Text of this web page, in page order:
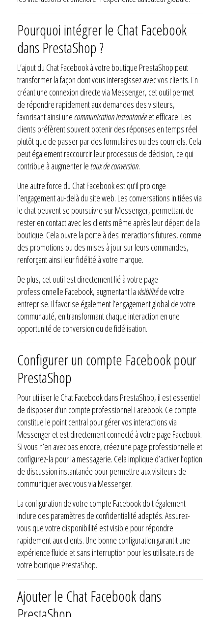
Pourquoi intégrer le Chat Facebook
dans PrestaShop ?
L’ajout du Chat Facebook à votre boutique PrestaShop peut
transformer la façon dont vous interagissez avec vos clients. En
créant une connexion directe via Messenger, cet outil permet
de répondre rapidement aux demandes des visiteurs,
favorisant ainsi une communication instantanéeet efficace. Les
clients préfèrent souvent obtenir des réponses en temps réel
plutôt que de passer par des formulaires ou des courriels. Cela
peut également raccourcir leur processus de décision, ce qui
contribue à augmenter letaux de conversion.
Une autre force du Chat Facebook est qu’il prolonge
l’engagement au-delà du site web. Les conversations initiées via
le chat peuvent se poursuivre sur Messenger, permettant de
rester en contact avec les clients même après leur départ de la
boutique. Cela ouvre la porte à des interactions futures, comme
des promotions ou des mises à jour sur leurs commandes,
renforçant ainsi leur fidélité à votre marque.
De plus, cet outil est directement lié à votre page
professionnelle Facebook, augmentant la visibilitéde votre
entreprise. Il favorise également l’engagement global de votre
communauté, en transformant chaque interaction en une
opportunité de conversion ou de fidélisation.
Configurer un compte Facebook pour
PrestaShop
Pour utiliser le Chat Facebook dans PrestaShop, il est essentiel
de disposer d’un compte professionnel Facebook. Ce compte
constitue le point central pour gérer vos interactions via
Messenger et est directement connecté à votre page Facebook.
Si vous n’en avez pas encore, créez une page professionnelle et
configurez-la pour la messagerie. Cela implique d’activer l’option
de discussion instantanée pour permettre aux visiteurs de
communiquer avec vous via Messenger.
La configuration de votre compte Facebook doit également
inclure des paramètres de confidentialité adaptés. Assurez-
vous que votre disponibilité est visible pour répondre
rapidement aux clients. Une bonne configuration garantit une
expérience fluide et sans interruption pour les utilisateurs de
votre boutique PrestaShop.
Ajouter le Chat Facebook dans